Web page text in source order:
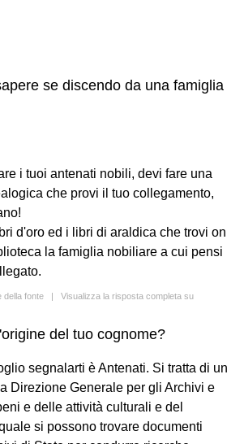
se discendo da una famiglia
i tuoi antenati nobili, devi fare una
che provi il tuo collegamento,
d'oro ed i libri di araldica che trovi on
la famiglia nobiliare a cui pensi
della fonte | Visualizza la risposta completa su
del tuo cognome?
segnalarti è Antenati. Si tratta di un
Direzione Generale per gli Archivi e
e delle attività culturali e del
si possono trovare documenti